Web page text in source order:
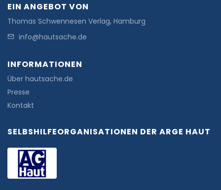
EIN ANGEBOT VON
Thomas Schwennesen Verlag, Hamburg
info@hautsache.de
INFORMATIONEN
Über hautsache.de
Presse
Kontakt
SELBSHILFEORGANISATIONEN DER ARGE HAUT